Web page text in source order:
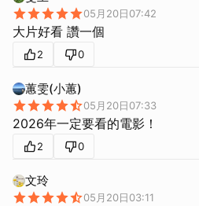
05月20日07:42
大片好看 讚一個
2 0
蕙雯(小蕙)
05月20日07:33
2026年一定要看的電影！
2 0
文玲
05月20日03:11